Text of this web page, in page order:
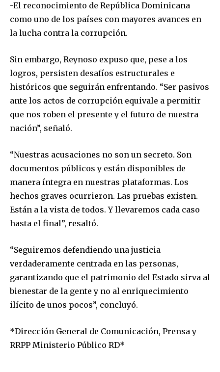
-El reconocimiento de República Dominicana
como uno de los países con mayores avances en
la lucha contra la corrupción.
Sin embargo, Reynoso expuso que, pese a los
logros, persisten desafíos estructurales e
históricos que seguirán enfrentando. “Ser pasivos
ante los actos de corrupción equivale a permitir
que nos roben el presente y el futuro de nuestra
nación”, señaló.
“Nuestras acusaciones no son un secreto. Son
documentos públicos y están disponibles de
manera íntegra en nuestras plataformas. Los
hechos graves ocurrieron. Las pruebas existen.
Están a la vista de todos. Y llevaremos cada caso
hasta el final”, resaltó.
“Seguiremos defendiendo una justicia
verdaderamente centrada en las personas,
garantizando que el patrimonio del Estado sirva al
bienestar de la gente y no al enriquecimiento
ilícito de unos pocos”, concluyó.
*Dirección General de Comunicación, Prensa y
RRPP Ministerio Público RD*